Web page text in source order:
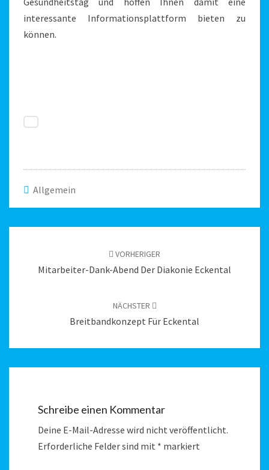
interessante Informationsplattform bieten zu
können.
Allgemein
VORHERIGER
Mitarbeiter-Dank-Abend Der Diakonie Eckental
NÄCHSTER
Breitbandkonzept Für Eckental
Schreibe einen Kommentar
Deine E-Mail-Adresse wird nicht veröffentlicht.
Erforderliche Felder sind mit * markiert